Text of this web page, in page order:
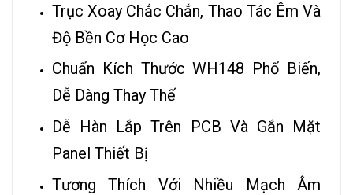
Trục Xoay Chắc Chắn, Thao Tác Êm Và
Độ Bền Cơ Học Cao
Chuẩn Kích Thước WH148 Phổ Biến,
Dễ Dàng Thay Thế
Dễ Hàn Lắp Trên PCB Và Gắn Mặt
Panel Thiết Bị
Tương Thích Với Nhiều Mạch Âm